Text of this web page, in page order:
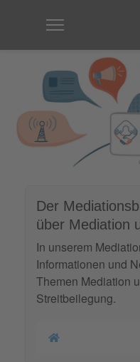
Der
über Mediation
In unserem
Informationen und
Themen Mediation
Streitbeilegung.
Home